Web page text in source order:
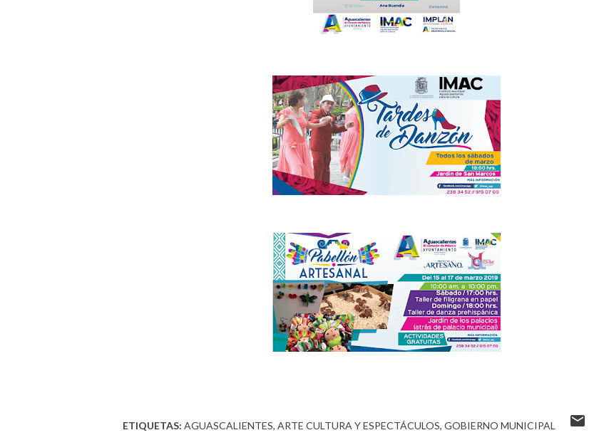
ETIQUETAS: AGUASCALIENTES ARTE CULTURA Y ESPECTÁCULOS GOBIERNO MUNICIPAL